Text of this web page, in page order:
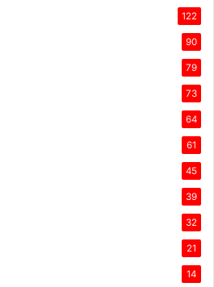
122
90
79
73
64
61
45
39
32
21
14